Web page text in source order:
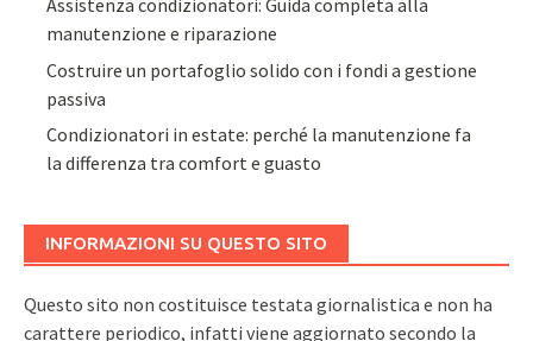
Assistenza condizionatori: Guida completa alla
manutenzione e riparazione
Costruire un portafoglio solido con i fondi a gestione
passiva
Condizionatori in estate: perché la manutenzione fa
la differenza tra comfort e guasto
INFORMAZIONI SU QUESTO SITO
Questo sito non costituisce testata giornalistica e non ha
carattere periodico, infatti viene aggiornato secondo la